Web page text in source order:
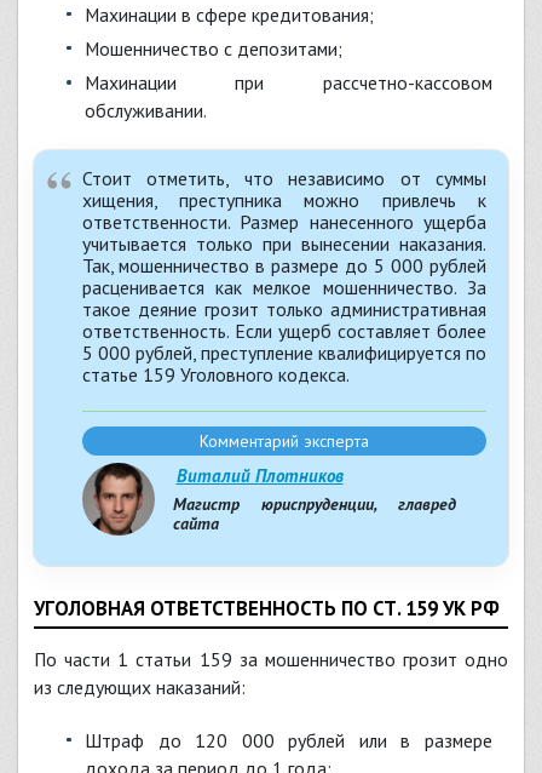
махинации в сфере кредитования;
мошенничество с депозитами;
махинации при рассчетно-кассовом
обслуживании.
Стоит отметить, что независимо от суммы
хищения, преступника можно привлечь к
ответственности. Размер нанесенного ущерба
учитывается только при вынесении наказания.
Так, мошенничество в размере до 5 000 рублей
расценивается как мелкое мошенничество. За
такое деяние грозит только административная
ответственность. Если ущерб составляет более
5 000 рублей, преступление квалифицируется по
статье 159 Уголовного кодекса.
Виталий Плотников
Магистр юриспруденции, главред
сайта
Комментарий эксперта
УГОЛОВНАЯ ОТВЕТСТВЕННОСТЬ ПО СТ. 159 УК РФ
По части 1 статьи 159 за мошенничество грозит одно
из следующих наказаний:
штраф до 120 000 рублей или в размере
дохода за период до 1 года;